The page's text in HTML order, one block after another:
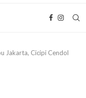
Jakarta, Cicipi Cendol